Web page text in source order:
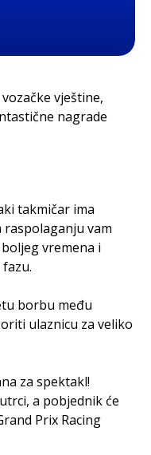
vještine,
nagrade
takmičar ima
raspolaganju vam
vremena i
borbu među
ulaznicu za veliko
za spektakl!
a pobjednik će
Prix Racing